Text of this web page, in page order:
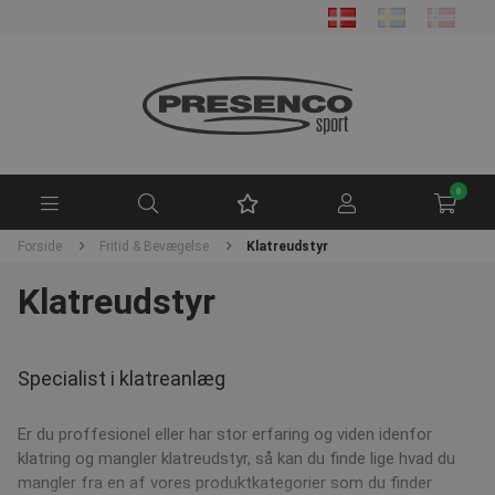
0
Forside Fritid & Bevægelse Klatreudstyr
Klatreudstyr
Specialist i klatreanlæg
Er du proffesionel eller har stor erfaring og viden idenfor
klatring og mangler klatreudstyr, så kan du finde lige hvad du
mangler fra en af vores produktkategorier som du finder